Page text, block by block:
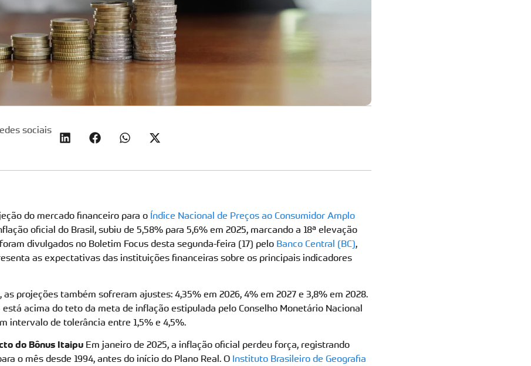
sociais
do mercado financeiro para o Índice Nacional de Preços ao Consumidor Amplo
oficial do Brasil, subiu de 5,58% para 5,6% em 2025, marcando a 18ª elevação
divulgados no Boletim Focus desta segunda-feira (17) pelo Banco Central (BC),
as expectativas das instituições financeiras sobre os principais indicadores
as projeções também sofreram ajustes: 4,35% em 2026, 4% em 2027 e 3,8% em 2028.
acima do teto da meta de inflação estipulada pelo Conselho Monetário Nacional
intervalo de tolerância entre 1,5% e 4,5%.
do Bônus Itaipu Em janeiro de 2025, a inflação oficial perdeu força, registrando
o mês desde 1994, antes do início do Plano Real. O Instituto Brasileiro de Geografia